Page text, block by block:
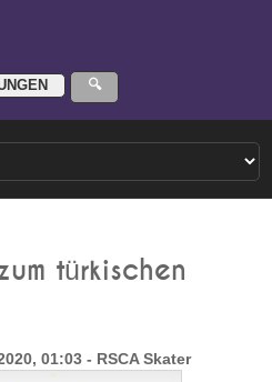
türkischen
01:03 - RSCA Skater